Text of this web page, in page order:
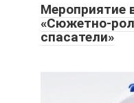
Мероприятие
«Сюжетно-
спасатели»